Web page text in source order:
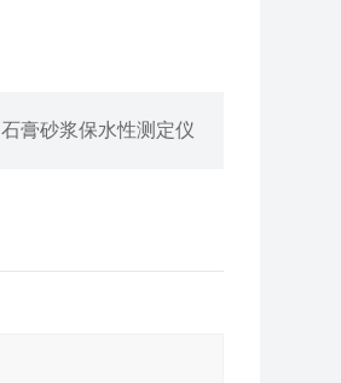
石膏砂浆保水性测定仪